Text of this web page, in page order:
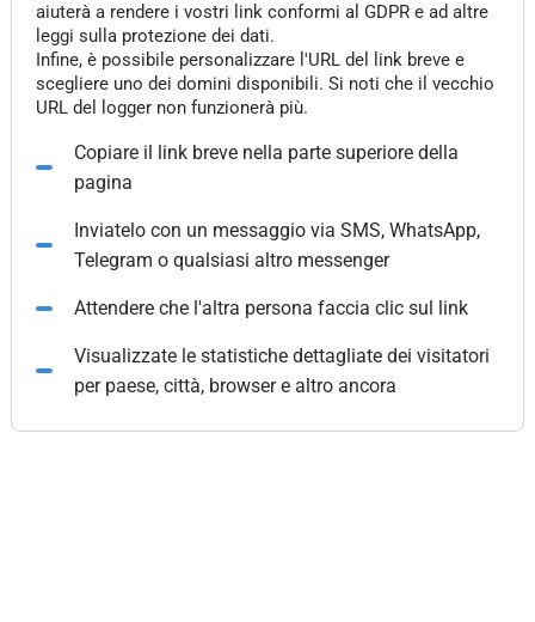
aiuterà a rendere i vostri link conformi al GDPR e ad altre
leggi sulla protezione dei dati.
Infine, è possibile personalizzare l'URL del link breve e
scegliere uno dei domini disponibili. Si noti che il vecchio
URL del logger non funzionerà più.
Copiare il link breve nella parte superiore della
pagina
Inviatelo con un messaggio via SMS, WhatsApp,
Telegram o qualsiasi altro messenger
Attendere che l'altra persona faccia clic sul link
Visualizzate le statistiche dettagliate dei visitatori
per paese, città, browser e altro ancora